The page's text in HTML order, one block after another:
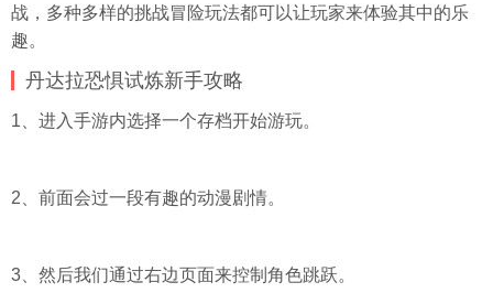
战，多种多样的挑战冒险玩法都可以让玩家来体验其中的乐
趣。
丹达拉恐惧试炼新手攻略
1、进入手游内选择一个存档开始游玩。
2、前面会过一段有趣的动漫剧情。
3、然后我们通过右边页面来控制角色跳跃。